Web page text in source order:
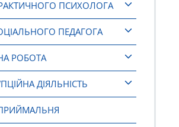
ПСИХОЛОГА
ПЕДАГОГА
РОБОТА
ДІЯЛЬНІСТЬ